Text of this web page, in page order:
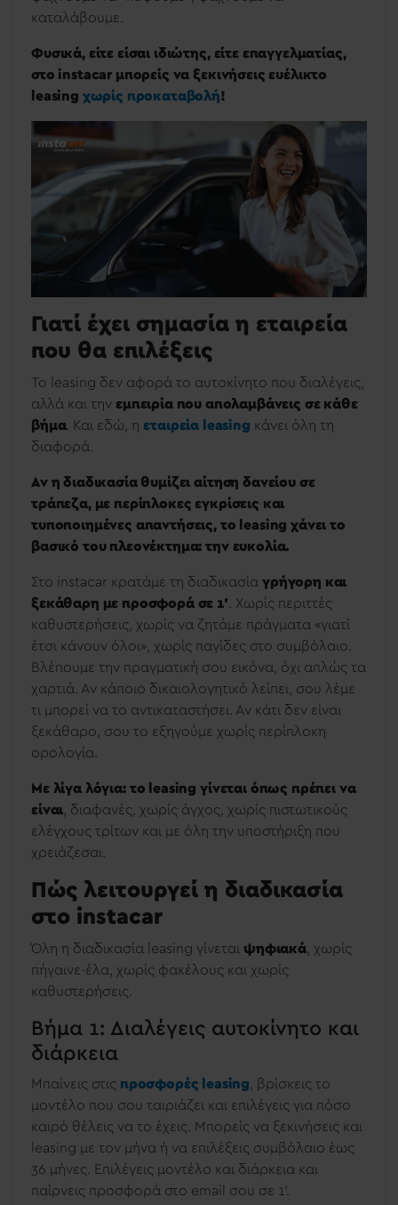
καταλάβουμε.
Φυσικά, είτε είσαι ιδιώτης, είτε επαγγελματίας,
στο instacar μπορείς να ξεκινήσεις ευέλικτο
leasing χωρίς προκαταβολή!
Γιατί έχει σημασία η εταιρεία
που θα επιλέξεις
Το leasing δεν αφορά το αυτοκίνητο που διαλέγεις,
αλλά και την εμπειρία που απολαμβάνεις σε κάθε
βήμα. Και εδώ, ηεταιρεία leasing κάνει όλη τη
διαφορά.
Αν η διαδικασία θυμίζει αίτηση δανείου σε
τράπεζα, με περίπλοκες εγκρίσεις και
τυποποιημένες απαντήσεις, το leasing χάνει το
βασικό του πλεονέκτημα: την ευκολία.
Στο instacar κρατάμε τη διαδικασία γρήγορη και
ξεκάθαρη με προσφορά σε 1’. Χωρίς περιττές
καθυστερήσεις, χωρίς να ζητάμε πράγματα «γιατί
έτσι κάνουν όλοι», χωρίς παγίδες στο συμβόλαιο.
Βλέπουμε την πραγματική σου εικόνα, όχι απλώς τα
χαρτιά. Αν κάποιο δικαιολογητικό λείπει, σου λέμε
τι μπορεί να το αντικαταστήσει. Αν κάτι δεν είναι
ξεκάθαρο, σου το εξηγούμε χωρίς περίπλοκη
ορολογία.
Με λίγα λόγια: το leasing γίνεται όπως πρέπει να
είναι, διαφανές, χωρίς άγχος, χωρίς πιστωτικούς
ελέγχους τρίτων και με όλη την υποστήριξη που
χρειάζεσαι.
Πώς λειτουργεί η διαδικασία
στο instacar
Όλη η διαδικασία leasing γίνεται ψηφιακά, χωρίς
πήγαινε-έλα, χωρίς φακέλους και χωρίς
καθυστερήσεις.
Βήμα 1: Διαλέγεις αυτοκίνητο και
διάρκεια
Μπαίνεις στις προσφορές leasing, βρίσκεις το
μοντέλο που σου ταιριάζει και επιλέγεις για πόσο
καιρό θέλεις να το έχεις. Μπορείς να ξεκινήσεις και
leasing με τον μήνα ή να επιλέξεις συμβόλαιο έως
36 μήνες. Επιλέγεις μοντέλο και διάρκεια και
παίρνεις προσφορά στο email σου σε 1’.